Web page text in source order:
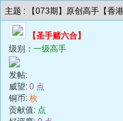
主题 : 【073期】原创高手【香
【圣手赌六合】
级别： 一级高手
发帖:
威望: 0 点
铜币: 枚
贡献值: 点